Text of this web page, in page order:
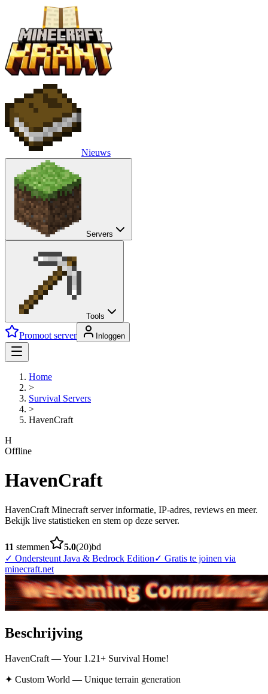
Nieuws
Servers
Tools
Promoot server Inloggen
Home
>
Survival Servers
>
HavenCraft
H
Offline
HavenCraft
HavenCraft Minecraft server informatie, IP-adres, reviews en meer.
Bekijk live statistieken en stem op deze server.
11 stemmen 5.0(20)bd
✓ Ondersteunt Java & Bedrock Edition✓ Gratis te joinen via
minecraft.net
Beschrijving
HavenCraft — Your 1.21+ Survival Home!
✦ Custom World — Unique terrain generation